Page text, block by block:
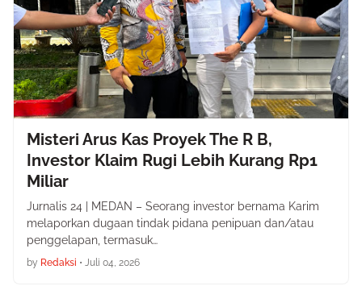
Misteri Arus Kas Proyek The R B,
Investor Klaim Rugi Lebih Kurang Rp1
Miliar
Jurnalis 24 | MEDAN – Seorang investor bernama Karim
melaporkan dugaan tindak pidana penipuan dan/atau
penggelapan, termasuk…
by Redaksi • Juli 04, 2026